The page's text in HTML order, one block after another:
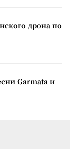
дрона по
Garmata и